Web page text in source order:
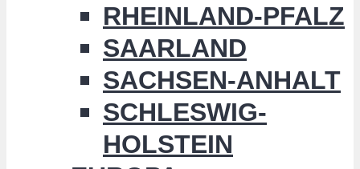
RHEINLAND-PFALZ
SAARLAND
SACHSEN-ANHALT
SCHLESWIG-
HOLSTEIN